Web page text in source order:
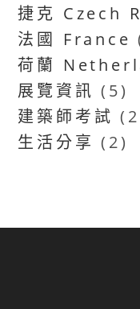
捷克 Czech
法國 France
荷蘭
展覽資訊 (5)
建築師考試
生活分享 (2)